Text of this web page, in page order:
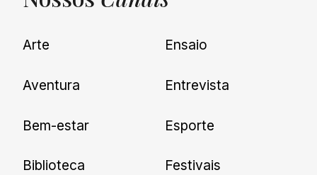
UNQUIET
Newsletter
nossas novidades.
Arte
Aventura
Bem-estar
Biblioteca
Ensaio
Entrevista
Esporte
Festivais